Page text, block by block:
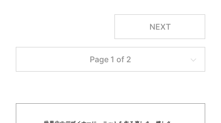
Page 1 of 2
NEXT